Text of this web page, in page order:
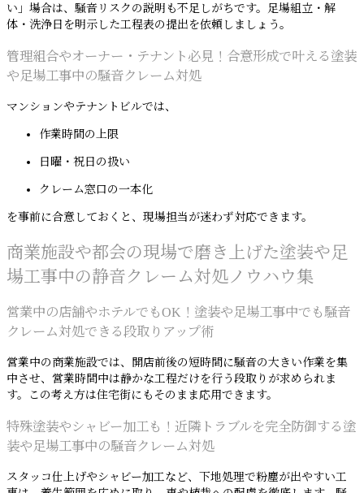
い」場合は、騒音リスクの説明も不足しがちです。足場組立・解
体・洗浄日を明示した工程表の提出を依頼しましょう。
管理組合やオーナー・テナント必見！合意形成で叶える塗装
や足場工事中の騒音クレーム対処
マンションやテナントビルでは、
作業時間の上限
日曜・祝日の扱い
クレーム窓口の一本化
を事前に合意しておくと、現場担当が迷わず対応できます。
商業施設や都会の現場で磨き上げた塗装や足
場工事中の静音クレーム対処ノウハウ集
営業中の店舗やホテルでもOK！塗装や足場工事中でも騒音
クレーム対処できる段取りアップ術
営業中の商業施設では、開店前後の短時間に騒音の大きい作業を集
中させ、営業時間中は静かな工程だけを行う段取りが求められま
す。この考え方は住宅街にもそのまま応用できます。
特殊塗装やシャビー加工も！近隣トラブルを完全防御する塗
装や足場工事中の騒音クレーム対処
スタッコ仕上げやシャビー加工など、下地処理で粉塵が出やすい工